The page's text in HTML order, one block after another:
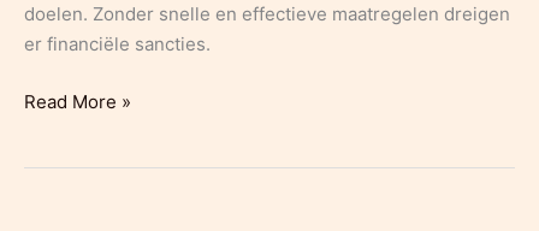
doelen. Zonder snelle en effectieve maatregelen dreigen
er financiële sancties.
België
Read More »